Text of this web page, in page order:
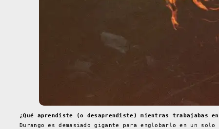
¿Qué aprendiste (o desaprendiste) mientras trabajabas
Durango es demasiado gigante para englobarlo en un